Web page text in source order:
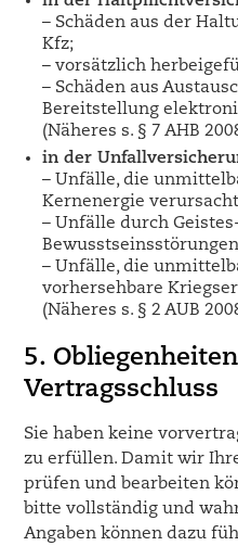
– Schäden aus der
Kfz;
– vorsätzlich
– Schäden aus
Bereitstellung
(Näheres s. § 7 AHB
in der
– Unfälle, die
Kernenergie
– Unfälle durch
– Unfälle, die
vorhersehbare
(Näheres s. § 2 AUB
5.
Vertragsschluss
Sie haben keine
zu erfüllen. Damit wir
prüfen und bearbeiten
bitte vollständig und
Angaben können dazu